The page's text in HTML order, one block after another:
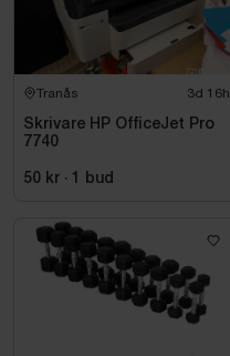
Tranås 3d 16h
Skrivare HP OfficeJet Pro
7740
50 kr · 1 bud